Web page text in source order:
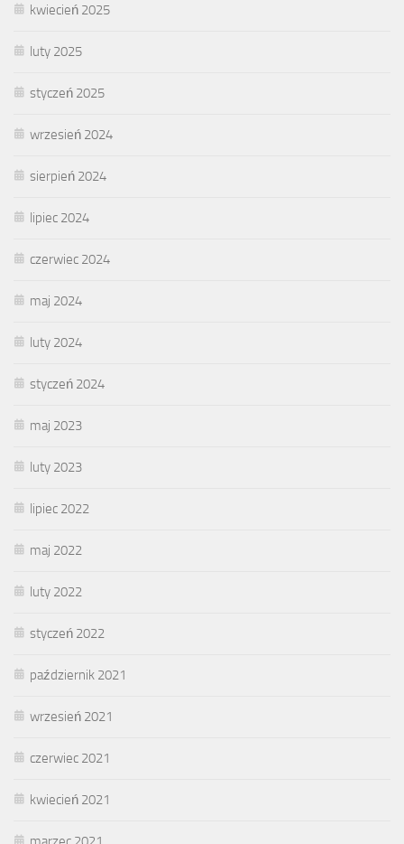
kwiecień 2025
luty 2025
styczeń 2025
wrzesień 2024
sierpień 2024
lipiec 2024
czerwiec 2024
maj 2024
luty 2024
styczeń 2024
maj 2023
luty 2023
lipiec 2022
maj 2022
luty 2022
styczeń 2022
październik 2021
wrzesień 2021
czerwiec 2021
kwiecień 2021